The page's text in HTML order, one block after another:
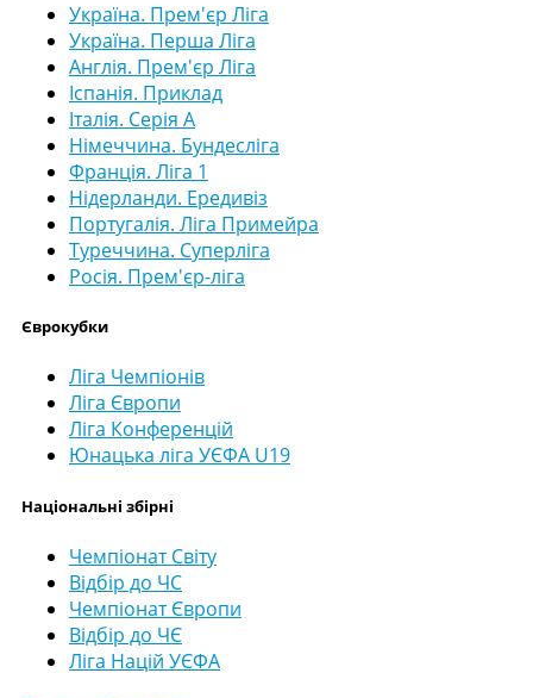
Україна. Прем'єр Ліга
Україна. Перша Ліга
Англія. Прем'єр Ліга
Іспанія. Приклад
Італія. Серія А
Німеччина. Бундесліга
Франція. Ліга 1
Нідерланди. Ередивіз
Португалія. Ліга Примейра
Туреччина. Суперліга
Росія. Прем'єр-ліга
Єврокубки
Ліга Чемпіонів
Ліга Європи
Ліга Конференцій
Юнацька ліга УЄФА U19
Національні збірні
Чемпіонат Світу
Відбір до ЧС
Чемпіонат Європи
Відбір до ЧЄ
Ліга Націй УЄФА